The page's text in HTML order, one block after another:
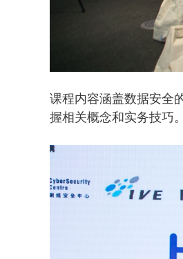
课程内容涵盖数据安全
握相关概念和实务技巧